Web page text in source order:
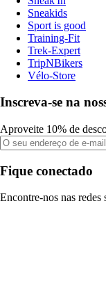
Sneakids
Sport is good
Training-Fit
Trek-Expert
TripNBikers
Vélo-Store
Inscreva-se na
Aproveite 10% de
Fique conectado
Encontre-nos nas redes